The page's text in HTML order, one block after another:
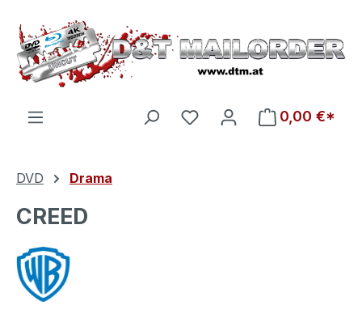
Zum Hauptinhalt springen
Du hast 0 Produkte auf
0,00 €*
DVD Drama
CREED